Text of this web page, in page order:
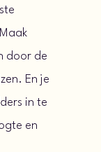
door de
En je
in te
en